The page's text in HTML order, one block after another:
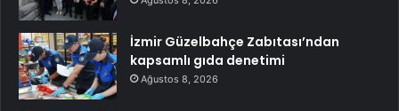
İzmir Güzelbahçe Zabıtası’ndan
kapsamlı gıda denetimi
Ağustos 8, 2026